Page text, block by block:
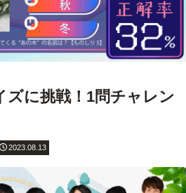
ズに挑戦！1問チャレン
2023.08.13